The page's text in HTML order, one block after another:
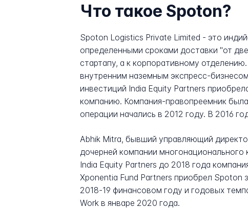
Что такое Spoton?
Spoton Logistics Private Limited - это
определенными сроками доставки "от
стартапу, а к корпоративному
внутренним наземным экспресс-
инвестиций India Equity Partners
компанию. Компания-правопреемник
операции начались в 2012 году. В 2016
Abhik Mitra, бывший управляющий
дочерней компании
India Equity Partners до 2018 года
Xponentia Fund Partners приобрел
2018-19 финансовом году и годовых
Work в январе 2020 года.